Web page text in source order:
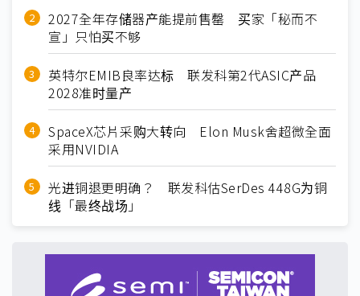
2027全年存储器产能提前售罄 买家「秘而不
宣」只怕买不够
英特尔EMIB良率达标 联发科第2代ASIC产品
2028准时量产
SpaceX芯片采购大转向 Elon Musk舍超微全面
采用NVIDIA
光进铜退更明确？ 联发科估SerDes 448G为铜
线「最终战场」